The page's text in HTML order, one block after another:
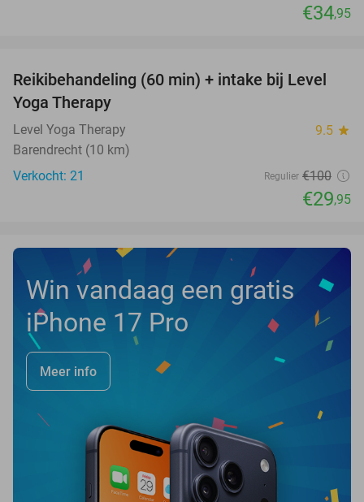
€34,95
70%
Reikibehandeling (60 min) + intake bij Level
Yoga Therapy
Level Yoga Therapy 9.5 star
Barendrecht (10 km)
Verkocht: 21
Regulier €100
€29,95
Win vandaag een gratis
iPhone 17 Pro
Meer info